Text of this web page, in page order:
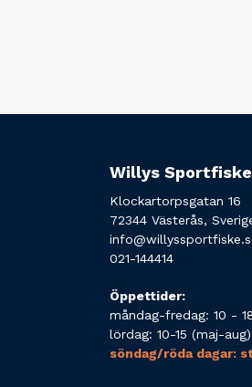
Willys Sportfiske
Klockartorpsgatan 16
72344 Västerås,
021-144414
Öppettider:
måndag-fredag: 10 -
lördag: 10-15 (maj-
söndag/röda dagar: